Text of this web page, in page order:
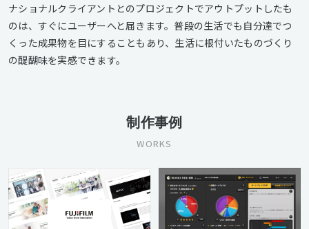
ナショナルクライアントとのプロジェクトでアウトプットしたも
のは、すぐにユーザーへと届きます。普段の生活でも自分達でつ
くった成果物を目にすることもあり、生活に根付いたものづくり
の醍醐味を実感できます。
制作事例
WORKS